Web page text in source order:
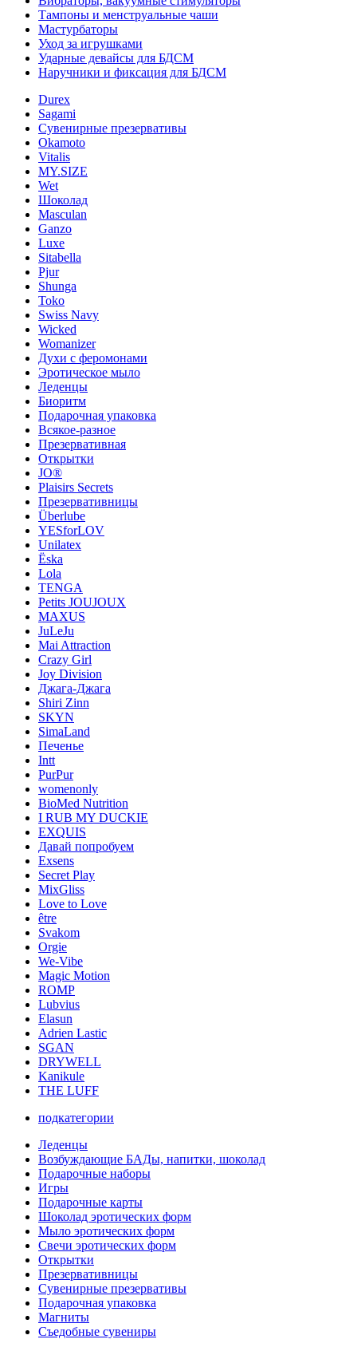
Тампоны и менструальные чаши
Мастурбаторы
Уход за игрушками
Ударные девайсы для БДСМ
Наручники и фиксация для БДСМ
Durex
Sagami
Сувенирные презервативы
Okamoto
Vitalis
MY.SIZE
Wet
Шоколад
Masculan
Ganzo
Luxe
Sitabella
Pjur
Shunga
Toko
Swiss Navy
Wicked
Womanizer
Духи с феромонами
Эротическое мыло
Леденцы
Биоритм
Подарочная упаковка
Всякое-разное
Презервативная
Открытки
JO®
Plaisirs Secrets
Презервативницы
Überlube
YESforLOV
Unilatex
Ёska
Lola
TENGA
Petits JOUJOUX
MAXUS
JuLeJu
Mai Attraction
Crazy Girl
Joy Division
Джага-Джага
Shiri Zinn
SKYN
SimaLand
Печенье
Intt
PurPur
womenonly
BioMed Nutrition
I RUB MY DUCKIE
EXQUIS
Давай попробуем
Exsens
Secret Play
MixGliss
Love to Love
être
Svakom
Orgie
We-Vibe
Magic Motion
ROMP
Lubvius
Elasun
Adrien Lastic
SGAN
DRYWELL
Kanikule
THE LUFF
подкатегории
Леденцы
Возбуждающие БАДы, напитки, шоколад
Подарочные наборы
Игры
Подарочные карты
Шоколад эротических форм
Мыло эротических форм
Свечи эротических форм
Открытки
Презервативницы
Сувенирные презервативы
Подарочная упаковка
Магниты
Съедобные сувениры